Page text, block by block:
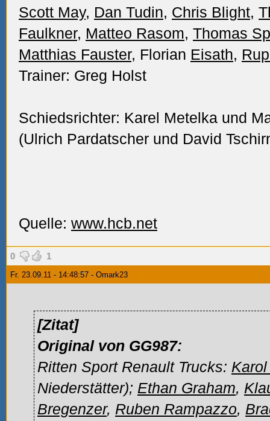
Scott May, Dan Tudin, Chris Blight,
Faulkner, Matteo Rasom, Thomas
Matthias Fauster, Florian Eisath,
Trainer: Greg Holst
Schiedsrichter: Karel Metelka und
(Ulrich Pardatscher und David
Quelle: www.hcb.net
0 1
Fr. 23.09.11 - 14:48:57 - Omark23
[Zitat]
Original von GG987:
Ritten Sport Renault Trucks:
Niederstätter); Ethan Graham,
Bregenzer, Ruben Rampazzo,